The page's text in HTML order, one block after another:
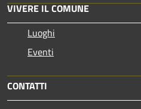
VIVERE IL COMUNE
Luoghi
Eventi
CONTATTI